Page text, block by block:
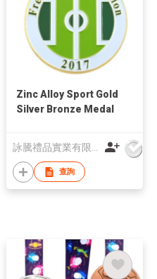
Zinc Alloy Sport Gold
Silver Bronze Medal
查詢